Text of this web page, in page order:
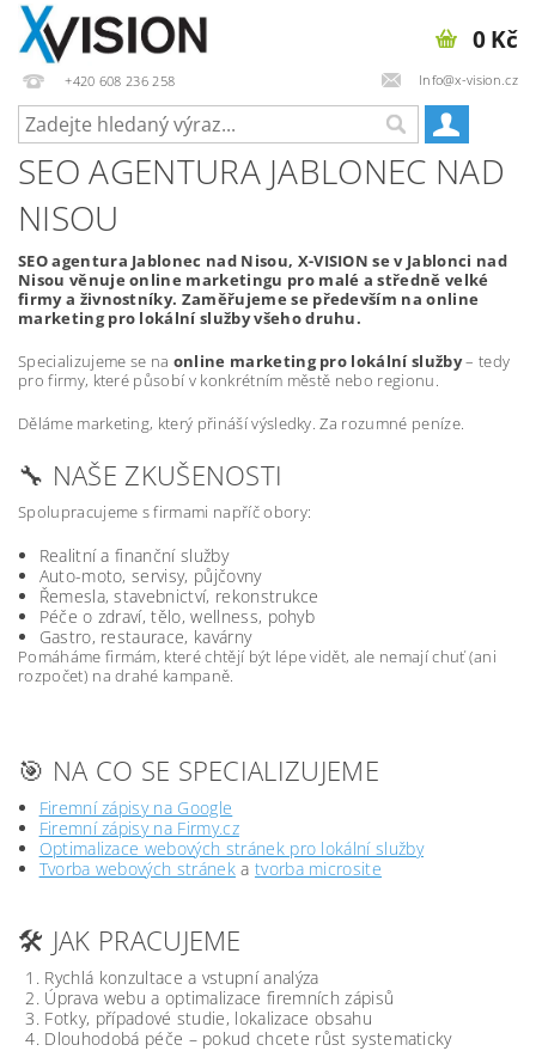
+420 608 236 258 Info@x-vision.cz
0 Kč
SEO AGENTURA JABLONEC NAD
NISOU
SEO agentura Jablonec nad Nisou, X-VISION se v Jablonci nad
Nisou věnuje online marketingu pro malé a středně velké
firmy a živnostníky. Zaměřujeme se především na online
marketing pro lokální služby všeho druhu.
Specializujeme se na online marketing pro lokální služby– tedy
pro firmy, které působí v konkrétním městě nebo regionu.
Děláme marketing, který přináší výsledky. Za rozumné peníze.
🔧 NAŠE ZKUŠENOSTI
Spolupracujeme s firmami napříč obory:
Realitní a finanční služby
Auto-moto, servisy, půjčovny
Řemesla, stavebnictví, rekonstrukce
Péče o zdraví, tělo, wellness, pohyb
Gastro, restaurace, kavárny
Pomáháme firmám, které chtějí být lépe vidět, ale nemají chuť (ani
rozpočet) na drahé kampaně.
🎯 NA CO SE SPECIALIZUJEME
Firemní zápisy na Google
Firemní zápisy na Firmy.cz
Optimalizace webových stránek pro lokální služby
Tvorba webových stráneka tvorba microsite
🛠️ JAK PRACUJEME
Rychlá konzultace a vstupní analýza
Úprava webu a optimalizace firemních zápisů
Fotky, případové studie, lokalizace obsahu
Dlouhodobá péče – pokud chcete růst systematicky